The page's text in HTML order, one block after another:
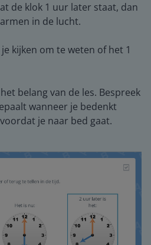
de klok 1 uur later staat, dan
in de lucht.
kijken om te weten of het 1
belang van de les. Bespreek
wanneer je bedenkt
je naar bed gaat.